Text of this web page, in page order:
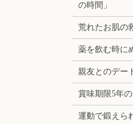
の時間」
荒れたお肌の
薬を飲む時に
親友とのデー
賞味期限5年
運動で鍛えら